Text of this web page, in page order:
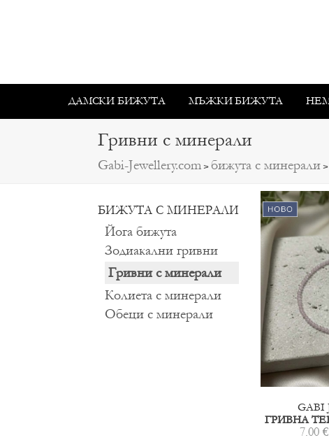
ДАМСКИ БИЖУТА МЪЖКИ БИЖУТА
Гривни с минерали
Gabi-Jewellery.com > бижута с минерали >
БИЖУТА С МИНЕРАЛИ
Йога бижута
Зодиакални гривни
Гривни с минерали
Колиета с минерали
Обеци с минерали
GABI
7.00